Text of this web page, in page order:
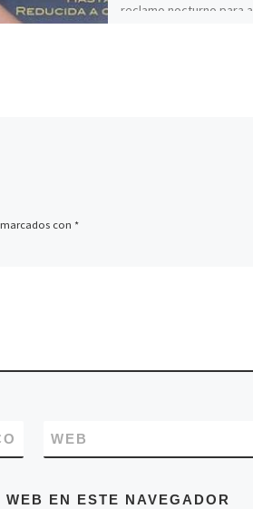
reclamo nocturno para
con *
WEB
EN ESTE NAVEGADOR